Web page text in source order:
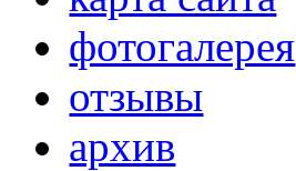
фотогалерея
отзывы
архив